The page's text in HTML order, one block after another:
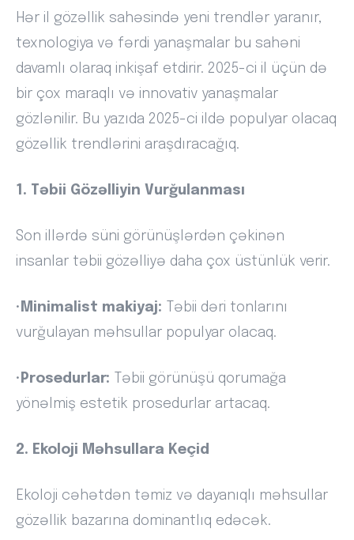
Hər il gözəllik sahəsində yeni trendlər yaranır,
texnologiya və fərdi yanaşmalar bu sahəni
davamlı olaraq inkişaf etdirir. 2025-ci il üçün də
bir çox maraqlı və innovativ yanaşmalar
gözlənilir. Bu yazıda 2025-ci ildə populyar olacaq
gözəllik trendlərini araşdıracağıq.
1. Təbii Gözəlliyin Vurğulanması
Son illərdə süni görünüşlərdən çəkinən
insanlar təbii gözəlliyə daha çox üstünlük verir.
• Minimalist makiyaj: Təbii dəri tonlarını
vurğulayan məhsullar populyar olacaq.
• Prosedurlar: Təbii görünüşü qorumağa
yönəlmiş estetik prosedurlar artacaq.
2. Ekoloji Məhsullara Keçid
Ekoloji cəhətdən təmiz və dayanıqlı məhsullar
gözəllik bazarına dominantlıq edəcək.